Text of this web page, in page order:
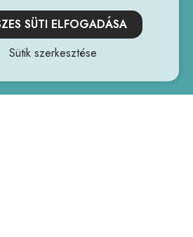
SÜTI ELFOGADÁSA
Sütik szerkesztése